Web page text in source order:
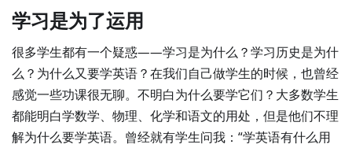
学习是为了运用
很多学生都有一个疑惑——学习是为什么？学习历史是为什
么？为什么又要学英语？在我们自己做学生的时候，也曾经
感觉一些功课很无聊。不明白为什么要学它们？大多数学生
都能明白学数学、物理、化学和语文的用处，但是他们不理
解为什么要学英语。曾经就有学生问我：“学英语有什么用